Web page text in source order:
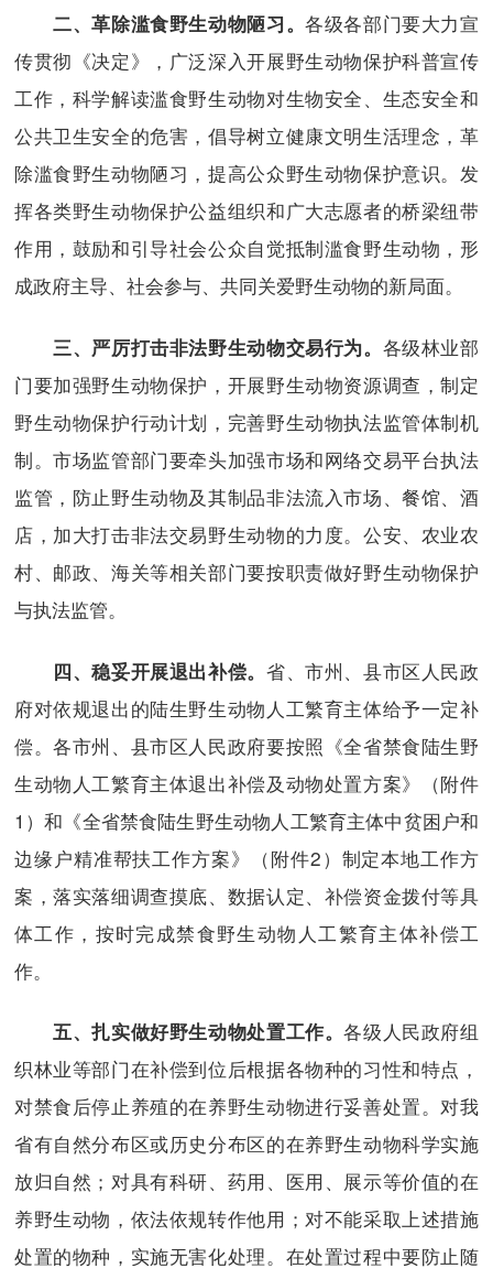
二、革除滥食野生动物陋习。各级各部门要大力宣
传贯彻《决定》，广泛深入开展野生动物保护科普宣传
工作，科学解读滥食野生动物对生物安全、生态安全和
公共卫生安全的危害，倡导树立健康文明生活理念，革
除滥食野生动物陋习，提高公众野生动物保护意识。发
挥各类野生动物保护公益组织和广大志愿者的桥梁纽带
作用，鼓励和引导社会公众自觉抵制滥食野生动物，形
成政府主导、社会参与、共同关爱野生动物的新局面。
三、严厉打击非法野生动物交易行为。 各级林业部
门要加强野生动物保护，开展野生动物资源调查，制定
野生动物保护行动计划，完善野生动物执法监管体制机
制。市场监管部门要牵头加强市场和网络交易平台执法
监管，防止野生动物及其制品非法流入市场、餐馆、酒
店，加大打击非法交易野生动物的力度。公安、农业农
村、邮政、海关等相关部门要按职责做好野生动物保护
与执法监管。
四、稳妥开展退出补偿。 省、市州、县市区人民政
府对依规退出的陆生野生动物人工繁育主体给予一定补
偿。各市州、县市区人民政府要按照《全省禁食陆生野
生动物人工繁育主体退出补偿及动物处置方案》（附件
1）和《全省禁食陆生野生动物人工繁育主体中贫困户和
边缘户精准帮扶工作方案》（附件2）制定本地工作方
案，落实落细调查摸底、数据认定、补偿资金拨付等具
体工作，按时完成禁食野生动物人工繁育主体补偿工
作。
五、扎实做好野生动物处置工作。各级人民政府组
织林业等部门在补偿到位后根据各物种的习性和特点，
对禁食后停止养殖的在养野生动物进行妥善处置。对我
省有自然分布区或历史分布区的在养野生动物科学实施
放归自然；对具有科研、药用、医用、展示等价值的在
养野生动物，依法依规转作他用；对不能采取上述措施
处置的物种，实施无害化处理。在处置过程中要防止随